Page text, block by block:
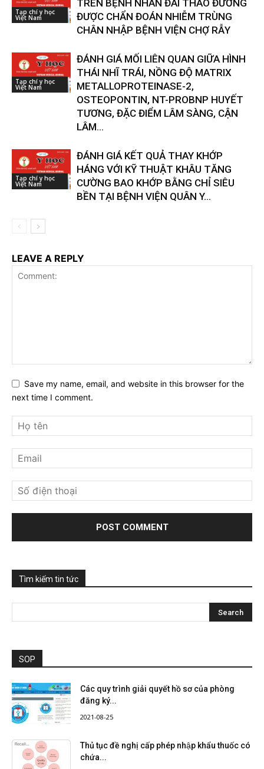
Tạp chí y học
Việt Nam
TRÊN BỆNH NHÂN ĐÁI THÁO ĐƯỜNG
ĐƯỢC CHẨN ĐOÁN NHIỄM TRÙNG
CHÂN NHẬP BỆNH VIỆN CHỢ RẪY
Tạp chí y học
Việt Nam
ĐÁNH GIÁ MỐI LIÊN QUAN GIỮA HÌNH
THÁI NHĨ TRÁI, NỒNG ĐỘ MATRIX
METALLOPROTEINASE-2,
OSTEOPONTIN, NT-PROBNP HUYẾT
TƯƠNG, ĐẶC ĐIỂM LÂM SÀNG, CẬN
LÂM...
Tạp chí y học
Việt Nam
ĐÁNH GIÁ KẾT QUẢ THAY KHỚP
HÁNG VỚI KỸ THUẬT KHÂU TĂNG
CƯỜNG BAO KHỚP BẰNG CHỈ SIÊU
BỀN TẠI BỆNH VIỆN QUÂN Y...
LEAVE A REPLY
Save my name, email, and website in this browser for the
next time I comment.
Tìm kiếm tin tức
SOP
Các quy trình giải quyết hồ sơ của phòng
đăng ký...
2021-08-25
Thủ tục đề nghị cấp phép nhập khẩu thuốc có
chứa...